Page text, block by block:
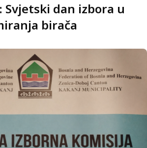
Svjetski dan izbora u
birača